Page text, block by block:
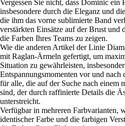
Vergessen Sie nicht, dass Dominic ein
insbesondere durch die Eleganz und
die ihm das vorne sublimierte Band
verstärkten Einsätze auf der Brust und
die Farben Ihres Teams zu zeigen.
Wie die anderen Artikel der Linie
mit Raglan-Ärmeln gefertigt, um
Situation zu gewährleisten,
Entspannungsmomenten vor und
für alle, die auf der Suche nach einem
sind, der durch raffinierte Details die
unterstreicht.
Verfügbar in mehreren Farbvarianten,
identischer Farbe und die farbigen